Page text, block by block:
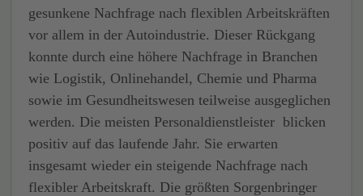
gesunkene Nachfrage nach flexiblen Arbeitskräften
vor allem in der Autoindustrie. Dieser Rückgang
konnte durch eine höhere Nachfrage in Branchen
wie Logistik, Onlinehandel, Chemie und Pharma
sowie im Gesundheitswesen teilweise ausgeglichen
werden. Die meisten Personaldienstleister blicken
positiv auf das laufende Jahr. Sie erwarten
insgesamt wieder ein steigende Nachfrage nach
flexibler Arbeitskraft. Die größten Sorgenbringer